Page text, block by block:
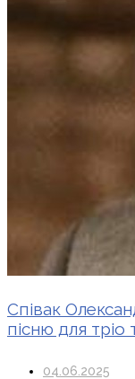
Співак
пісню для
04.06.2025